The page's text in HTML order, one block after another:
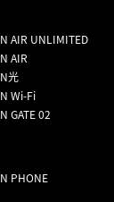
AIR UNLIMITED
AIR
光
Wi-Fi
GATE 02
PHONE